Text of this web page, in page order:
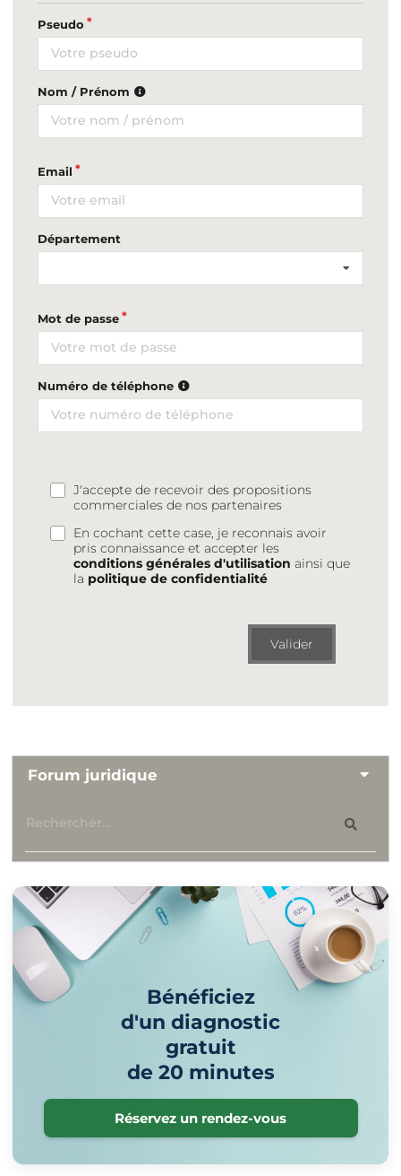
Pseudo
Nom / Prénom
Email
Département
Mot de passe
Numéro de téléphone
J'accepte de recevoir des propositions
commerciales de nos partenaires
En cochant cette case, je reconnais avoir
pris connaissance et accepter les
conditions générales d'utilisation ainsi que
la politique de confidentialité
Valider
Forum juridique
Bénéficiez
d'un diagnostic
gratuit
de 20 minutes
Réservez un rendez-vous